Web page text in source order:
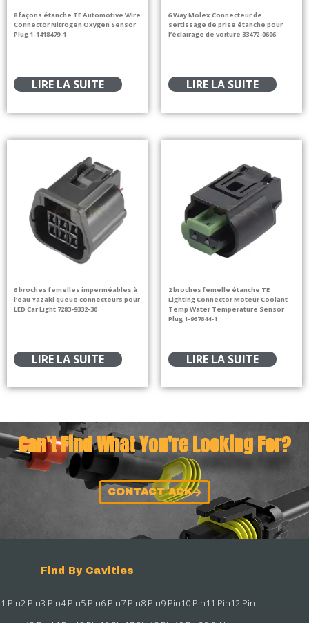
8 façons étanche TE Automotive Wire
Connector Nitrogen Oxygen Sensor
Plug 1-1418479-1
LIRE LA SUITE
6 Way Molex Connecteur de
sertissage de prise étanche pour
l’éclairage de voiture 33472-0606
LIRE LA SUITE
6 broches femelles imperméables à
l’eau Yazaki queue connecteurs pour
LED Car Light 7283-9332-30
LIRE LA SUITE
2 broches femelle étanche TE
Lighting Connector Moteur Coolant
Temp Water Temperature Sensor
Plug 1-967644-1
LIRE LA SUITE
Can't Find What You're Looking For?
CONTACT ACK
Find By Cavities
1 Pin2 Pin3 Pin4 Pin5 Pin6 Pin7 Pin8 Pin9 Pin10 Pin11 Pin12 Pin